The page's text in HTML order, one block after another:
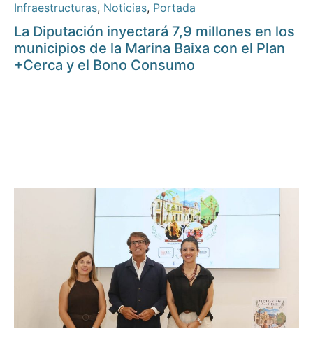
Infraestructuras, Noticias, Portada
La Diputación inyectará 7,9 millones en los
municipios de la Marina Baixa con el Plan
+Cerca y el Bono Consumo